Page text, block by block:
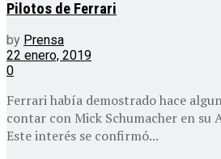
Pilotos de Ferrari
by Prensa
22 enero, 2019
0
Ferrari había demostrado hace
contar con Mick Schumacher en su
Este interés se confirmó...